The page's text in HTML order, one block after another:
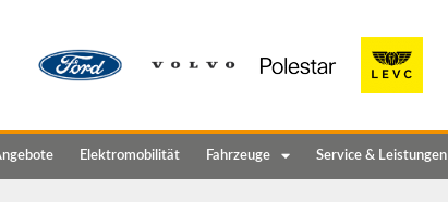
Elektromobilität Fahrzeuge Service & Leistungen